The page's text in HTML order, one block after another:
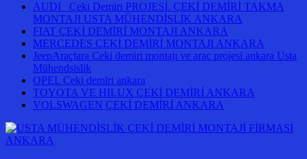
AUDI Çeki Demiri PROJESİ. ÇEKİ DEMİRİ TAKMA
MONTAJI USTA MÜHENDİSLİK ANKARA
FIAT ÇEKİ DEMİRİ MONTAJI ANKARA
MERCEDES ÇEKİ DEMİRİ MONTAJI ANKARA
JeepAraçlara Çeki demiri montajı ve araç projesi ankara Usta
Mühendsislik
OPEL Çeki demiri ankara
TOYOTA VE HILUX ÇEKİ DEMİRİ ANKARA
VOLSWAGEN ÇEKİ DEMİRİ ANKARA